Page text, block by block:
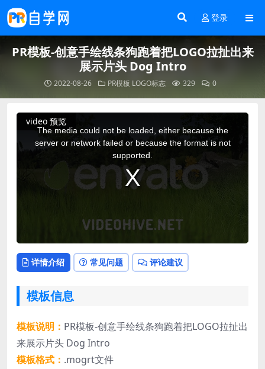
登录
PR模板-创意手绘线条狗跑着把LOGO拉扯出来
展示片头 Dog Intro
2022-08-26 PR模板 LOGO标志 329 0
video 预览
This
The media could not be loaded, either because the
server or network failed or because the format is not
supported.
详情介绍 常见问题 评论建议
模板信息
模板说明： PR模板-创意手绘线条狗跑着把LOGO拉扯出
来展示片头 Dog Intro
模板格式： .mogrt文件